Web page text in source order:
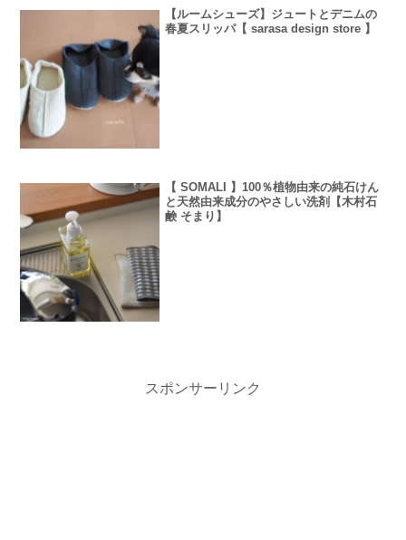
【ルームシューズ】ジュートとデニムの
春夏スリッパ【 sarasa design store 】
【 SOMALI 】100％植物由来の純石けん
と天然由来成分のやさしい洗剤【木村石
鹸 そまり】
スポンサーリンク